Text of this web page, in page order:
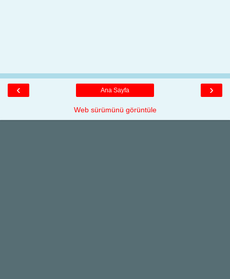
‹ ›
Ana Sayfa
Web sürümünü görüntüle